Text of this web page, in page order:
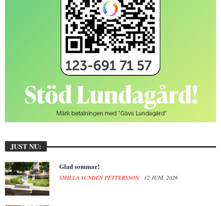
JUST NU:
Glad sommar!
SMILLA SUNDÉN PETTERSSON 12 JUNI, 2026